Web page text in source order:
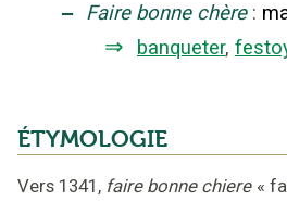
‒ Faire bonne chère :
⇒ banqueter,
ÉTYMOLOGIE
Vers 1341 , faire bonne chiere «